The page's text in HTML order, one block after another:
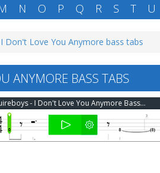
N O P Q R S T U
I Don't Love You Anymore bass tabs
ANYMORE BASS TABS
The Quireboys - I Don't Love You Anymore Bass Tab